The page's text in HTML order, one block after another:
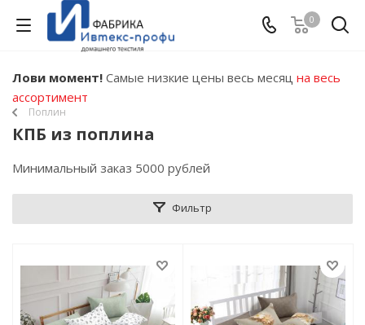
0
Лови момент! Самые низкие цены весь месяц на весь
ассортимент
Поплин
КПБ из поплина
Минимальный заказ 5000 рублей
Фильтр